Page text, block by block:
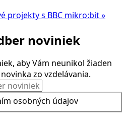
projekty s BBC mikro:bit»
noviniek
aby Vám neunikol žiaden
zo vzdelávania.
osobných údajov